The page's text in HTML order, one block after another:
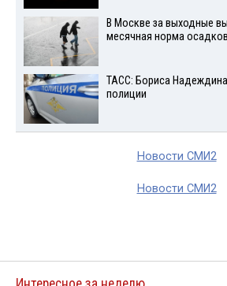
В Москве за выходные
месячная норма осадков
ТАСС: Бориса
полиции
Новости СМИ2
Новости СМИ2